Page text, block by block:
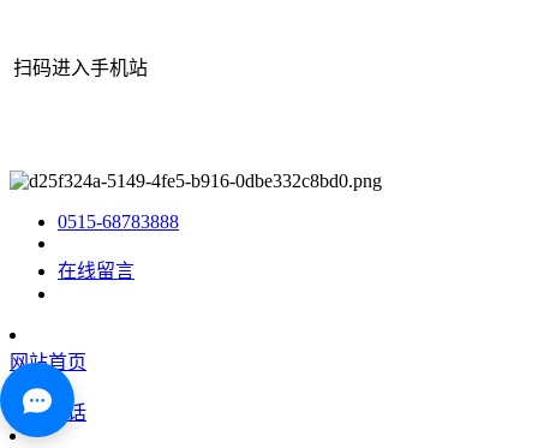
扫码进入手机站
0515-68783888
在线留言
网站首页
咨询电话